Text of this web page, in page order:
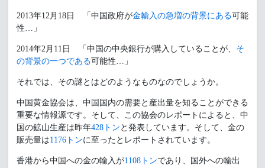
2013年12月18日 「中国政府が金輸入の急増の背景にある可能
性…」
2014年2月11日 「中国の中央銀行が購入していることが、 そ
の背景の一つである可能性…」
それでは、その謎とはどのようなものなのでしょうか。
中国黄金協会は、中国国内の需要と産出量を知ることができる
重要な情報源です。そして、この協会のレポートによると、中
国の鉱山生産は昨年428トン と発表しています。そして、金の
販売量は1176トンに至ったとレポートされています。
香港から中国への金の輸入が1108トンであり、国外への輸出